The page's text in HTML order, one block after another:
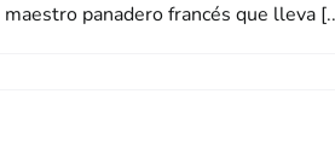
panadero francés que lleva